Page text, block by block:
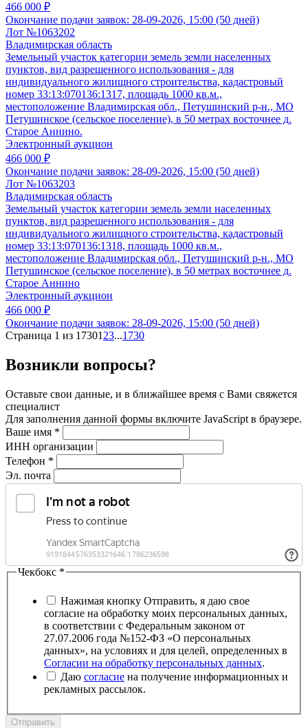
466 000 ₽
Окончание подачи заявок: 28-09-2026, 15:00 (50 дней)
Лот №1063202
Владимирская область
Земельный участок категории земель земли населенных
пунктов, вид разрешенного использования - для
индивидуального жилищного строительства, кадастровый
номер 33:13:070136:1317, площадь 1000 кв.м.,
местоположение Владимирская обл., Петушинский р-н., МО
Петушинское (сельское поселение), в 50 метрах восточнее д.
Старое Аннино.
Электронный аукцион
466 000 ₽
Окончание подачи заявок: 28-09-2026, 15:00 (50 дней)
Лот №1063203
Владимирская область
Земельный участок категории земель земли населенных
пунктов, вид разрешенного использования - для
индивидуального жилищного строительства, кадастровый
номер 33:13:070136:1318, площадь 1000 кв.м.,
местоположение Владимирская обл., Петушинский р-н., МО
Петушинское (сельское поселение), в 50 метрах восточнее д.
Старое Аннино
Электронный аукцион
466 000 ₽
Окончание подачи заявок: 28-09-2026, 15:00 (50 дней)
Страница 1 из 17301 23...1730
Возникли вопросы?
Оставьте свои данные, и в ближайшее время с Вами свяжется
специалист
Для заполнения данной формы включите JavaScript в браузере.
Ваше имя *
ИНН организации
Телефон *
Эл. почта
Чекбокс *
Нажимая кнопку Отправить, я даю свое
согласие на обработку моих персональных данных,
в соответствии с Федеральным законом от
27.07.2006 года №152-ФЗ «О персональных
данных», на условиях и для целей, определенных в
Согласии на обработку персональных данных.
Даю согласие на получение информационных и
рекламных рассылок.
Отправить